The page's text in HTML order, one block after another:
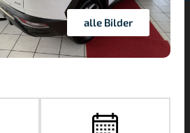
alle Bilder